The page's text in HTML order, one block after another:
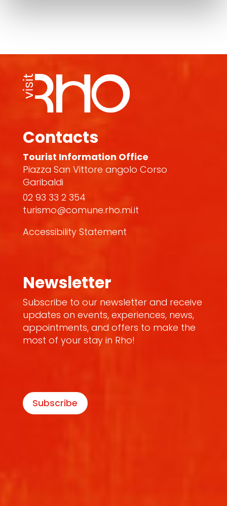
Contacts
Tourist Information Office
Piazza San Vittore angolo Corso
Garibaldi
02 93 33 2 354
turismo@comune.rho.mi.it
Accessibility Statement
Newsletter
Subscribe to our newsletter and receive
updates on events, experiences, news,
appointments, and offers to make the
most of your stay in Rho!
Subscribe